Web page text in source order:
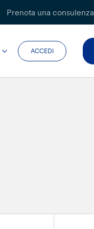
Prenota una consulenza
ACCEDI